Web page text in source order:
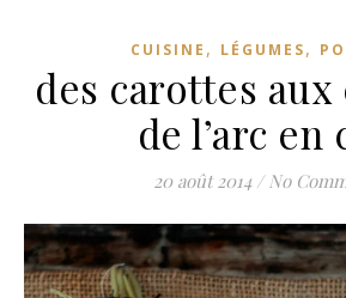
CUISINE , LÉGUMES,
des carottes
de l’arc en
20 août 2014 / No